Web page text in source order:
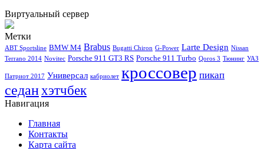
Виртуальный сервер
Метки
ABT Sportsline BMW M4 Brabus Bugatti Chiron G-Power Larte Design Nissan
Terrano 2014 Novitec Porsche 911 GT3 RS Porsche 911 Turbo Qoros 3 Тюнинг УАЗ
Патриот 2017 Универсал кабриолет кроссовер пикап
седанхэтчбек
Навигация
Главная
Контакты
Карта сайта